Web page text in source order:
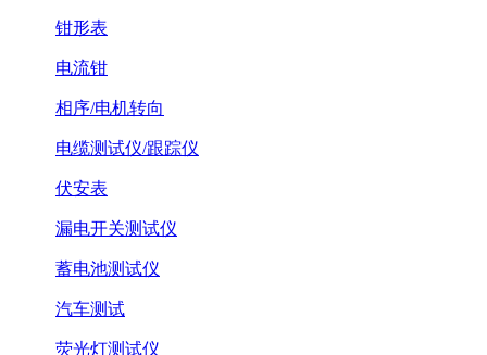
钳形表
电流钳
相序/电机转向
电缆测试仪/跟踪仪
伏安表
漏电开关测试仪
蓄电池测试仪
汽车测试
荧光灯测试仪